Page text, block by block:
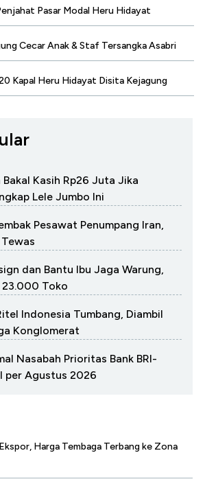
Pasar Modal Heru Hidayat
Cecar Anak & Staf Tersangka Asabri
Kapal Heru Hidayat Disita Kejagung
Kasih Rp26 Juta Jika
Lele Jumbo Ini
Pesawat Penumpang Iran,
dan Bantu Ibu Jaga Warung,
23.000 Toko
Indonesia Tumbang, Diambil
Konglomerat
Nasabah Prioritas Bank BRI-
per Agustus 2026
Harga Tembaga Terbang ke Zona